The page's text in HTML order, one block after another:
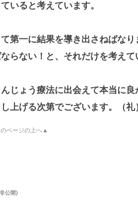
いると考えています。
第一に結果を導き出さねばなり
らない！と、それだけを考えて
じょう療法に出会えて本当に良
上げる次第でございます。（礼
のページの上へ▲
公開)